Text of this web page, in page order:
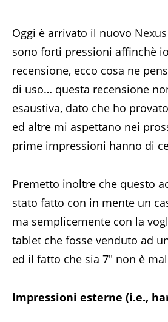
Oggi è arrivato il nuovo
sono forti pressioni affinchè
recensione, ecco cosa ne
di uso… questa recensione
esaustiva, dato che ho
ed altre mi aspettano nei
prime impressioni hanno di
Premetto inoltre che questo
stato fatto con in mente un
ma semplicemente con la
tablet che fosse venduto ad
ed il fatto che sia 7″ non è
Impressioni esterne (i.e.,